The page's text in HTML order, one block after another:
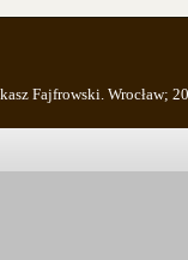
Fajfrowski. Wrocław;